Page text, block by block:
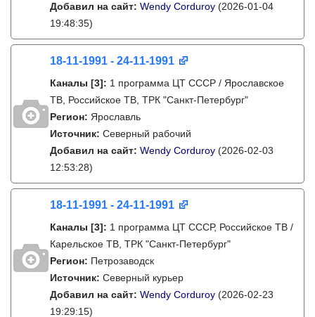
Добавил на сайт: Wendy Corduroy (2026-01-04
19:48:35)
18-11-1991 - 24-11-1991
Каналы [3]: 1 программа ЦТ СССР / Ярославское
ТВ, Российское ТВ, ТРК "Санкт-Петербург"
Регион: Ярославль
Источник: Северный рабочий
Добавил на сайт: Wendy Corduroy (2026-02-03
12:53:28)
18-11-1991 - 24-11-1991
Каналы [3]: 1 программа ЦТ СССР, Российское ТВ /
Карельское ТВ, ТРК "Санкт-Петербург"
Регион: Петрозаводск
Источник: Северный курьер
Добавил на сайт: Wendy Corduroy (2026-02-23
19:29:15)